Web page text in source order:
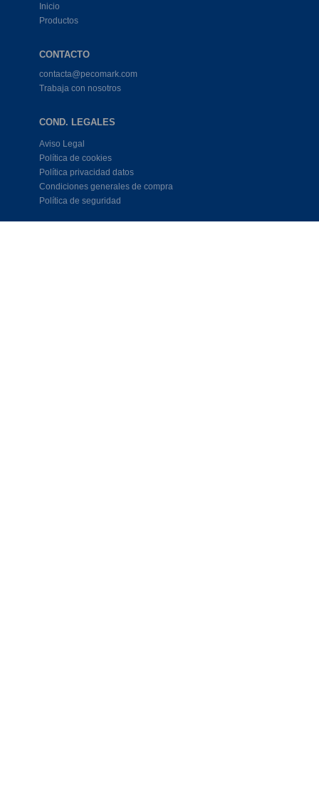
Inicio
Productos
CONTACTO
contacta@pecomark.com
Trabaja con nosotros
COND. LEGALES
Aviso Legal
Política de cookies
Política privacidad datos
Condiciones generales de compra
Política de seguridad